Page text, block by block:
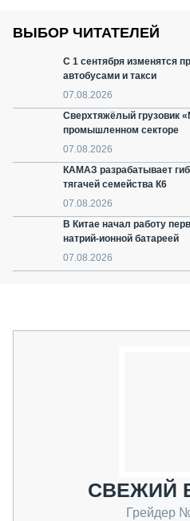
ВЫБОР ЧИТАТЕЛЕЙ
С 1 сентября изменятся
автобусами и такси
07.08.2026
Сверхтяжёлый грузовик
промышленном секторе
07.08.2026
КАМАЗ разрабатывает
тягачей семейства К6
07.08.2026
В Китае начал работу
натрий-ионной батареей
07.08.2026
СВЕЖИЙ
Грейдер